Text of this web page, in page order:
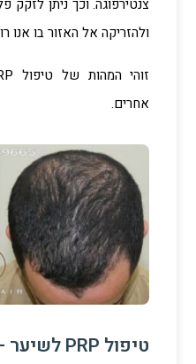
צנטירפוגה. וכך ניתן
ולהזריקה אל האזור בו אנו
אחרים.
טיפול PRP לשיער – רק עם רופא